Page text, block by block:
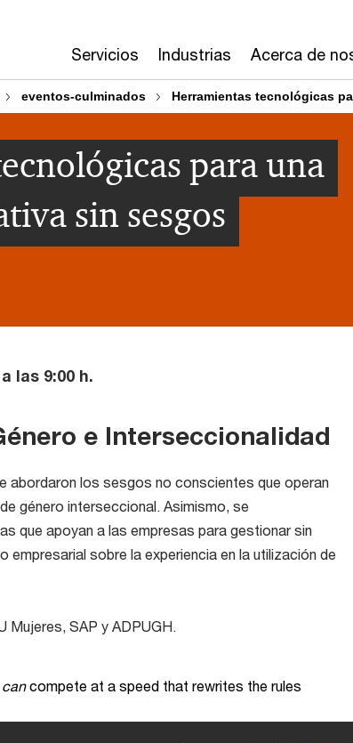
Servicios Industrias Acerca de
eventos-culminados Herramientas tecnológicas
para una
sin sesgos
las 9:00 h.
e Interseccionalidad
abordaron los sesgos no conscientes que operan
género interseccional. Asimismo, se
que apoyan a las empresas para gestionar sin
sobre la experiencia en la utilización de
Mujeres, SAP y ADPUGH.
compete at a speed that rewrites the rules